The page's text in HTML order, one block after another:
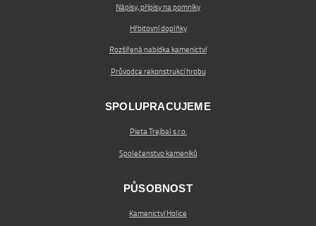
Nápisy, přípisy na pomníky
Hřbitovní doplňky
Rozšířená nabídka kamenictví
Průvodce rekonstrukcí hrobu
SPOLUPRACUJEME
Pieta Trejbal s.r.o.
Společenstvo kameníků
PŮSOBNOST
Kamenictví Holice